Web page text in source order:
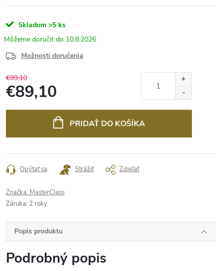
Skladom >5 ks
10.8.2026
Možnosti doručenia
€99,10
€89,10
PRIDAŤ DO KOŠÍKA
Opýtať sa Strážiť Zdieľať
Značka: MasterClass
Záruka: 2 roky
Popis produktu
Podrobný popis